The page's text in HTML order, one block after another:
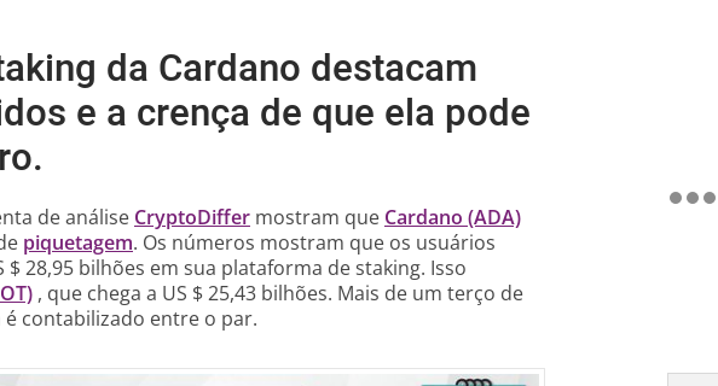
da Cardano destacam
e a crença de que ela pode
de análise CryptoDiffer mostram que Cardano (ADA)
piquetagem. Os números mostram que os usuários
28,95 bilhões em sua plataforma de staking. Isso
, que chega a US $ 25,43 bilhões. Mais de um terço de
contabilizado entre o par.